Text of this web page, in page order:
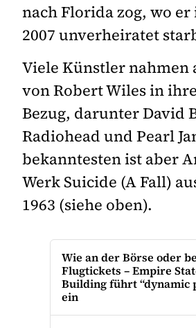
nach Florida zog, wo
2007 unverheiratet
Viele Künstler nahmen
von Robert Wiles in
Bezug, darunter David
Radiohead und Pearl
bekanntesten ist aber
Werk Suicide (A Fall)
1963 (siehe oben).
Wie an der Börse oder
Flugtickets – Empire
Building führt “dynamic
ein